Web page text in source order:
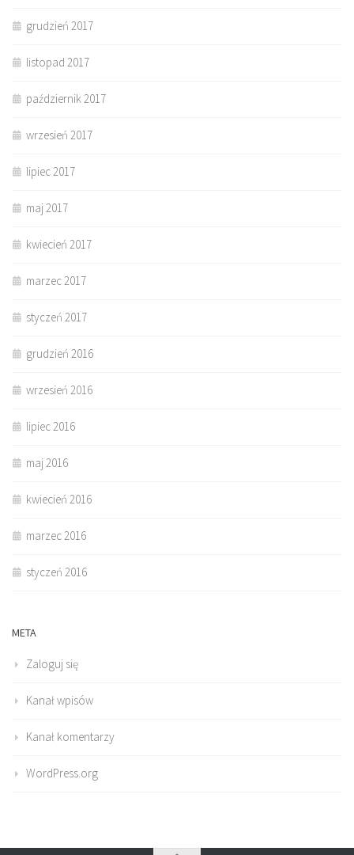
grudzień 2017
listopad 2017
październik 2017
wrzesień 2017
lipiec 2017
maj 2017
kwiecień 2017
marzec 2017
styczeń 2017
grudzień 2016
wrzesień 2016
lipiec 2016
maj 2016
kwiecień 2016
marzec 2016
styczeń 2016
META
Zaloguj się
Kanał wpisów
Kanał komentarzy
WordPress.org